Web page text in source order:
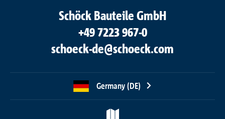
Schöck Bauteile GmbH
+49 7223 967-0
schoeck-de@schoeck.com
Germany (DE)